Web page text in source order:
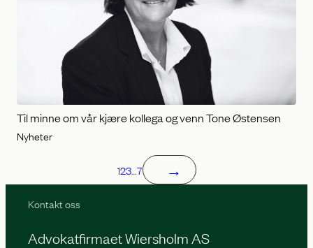
Til minne om vår kjære kollega og venn Tone Østensen
Nyheter
123… 7 →
Kontakt oss
Advokatfirmaet Wiersholm AS